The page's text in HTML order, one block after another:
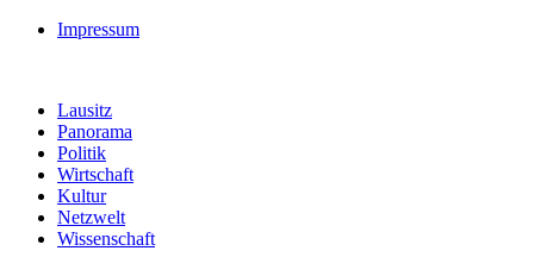
Impressum
Lausitz
Panorama
Politik
Wirtschaft
Kultur
Netzwelt
Wissenschaft